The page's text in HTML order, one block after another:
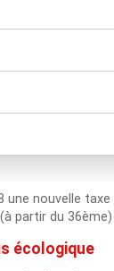
une nouvelle
partir du
écologique